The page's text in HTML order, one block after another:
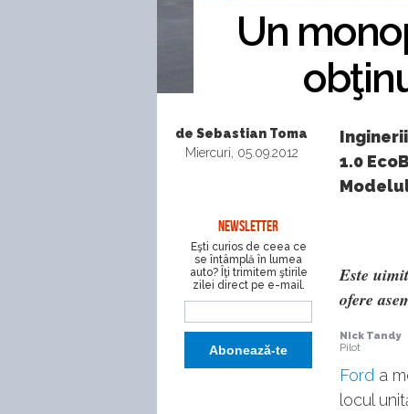
Un
de Sebastian Toma
Miercuri, 05.09.2012
NEWSLETTER
Eşti curios de ceea ce
se întâmplă în lumea
auto? Îţi trimitem ştirile
zilei direct pe e-mail.
1.0
Este
ofere
Nick Tandy
Pilot
Ford a
locul